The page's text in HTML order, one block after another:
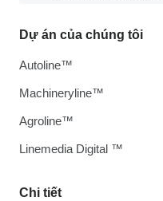
Chi tiết
Dự án của chúng tôi
Autoline™
Machineryline™
Agroline™
Linemedia Digital ™